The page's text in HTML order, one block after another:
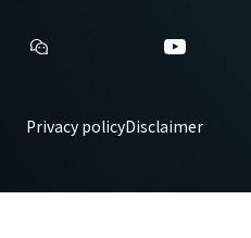
Privacy policyDisclaimer